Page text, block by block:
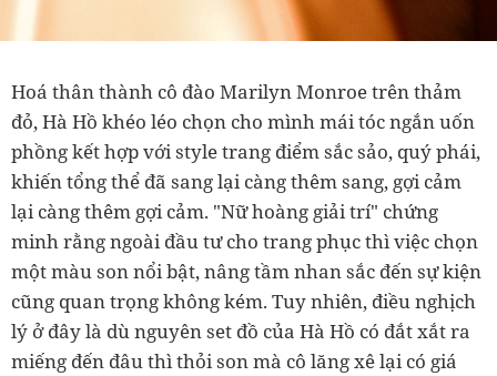
Hoá thân thành cô đào Marilyn Monroe trên thảm
đỏ, Hà Hồ khéo léo chọn cho mình mái tóc ngắn uốn
phồng kết hợp với style trang điểm sắc sảo, quý phái,
khiến tổng thể đã sang lại càng thêm sang, gợi cảm
lại càng thêm gợi cảm. "Nữ hoàng giải trí" chứng
minh rằng ngoài đầu tư cho trang phục thì việc chọn
một màu son nổi bật, nâng tầm nhan sắc đến sự kiện
cũng quan trọng không kém. Tuy nhiên, điều nghịch
lý ở đây là dù nguyên set đồ của Hà Hồ có đắt xắt ra
miếng đến đâu thì thỏi son mà cô lăng xê lại có giá